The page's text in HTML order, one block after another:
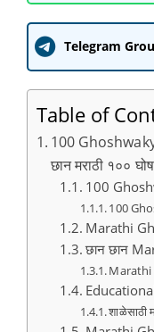
Telegram
Table of
100
छान मराठी १००
100
100
Marathi
छान छान
Marathi
शाळेसाठी